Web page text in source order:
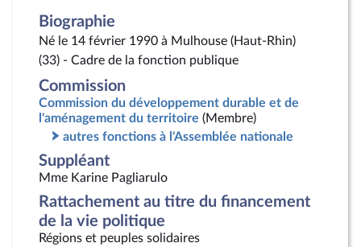
Biographie
Né le 14 février 1990 à Mulhouse (Haut-Rhin)
(33) - Cadre de la fonction publique
Commission
Commission du développement durable et de
l'aménagement du territoire (Membre)
autres fonctions à l'Assemblée nationale
Suppléant
Mme Karine Pagliarulo
Rattachement au titre du financement
de la vie politique
Régions et peuples solidaires